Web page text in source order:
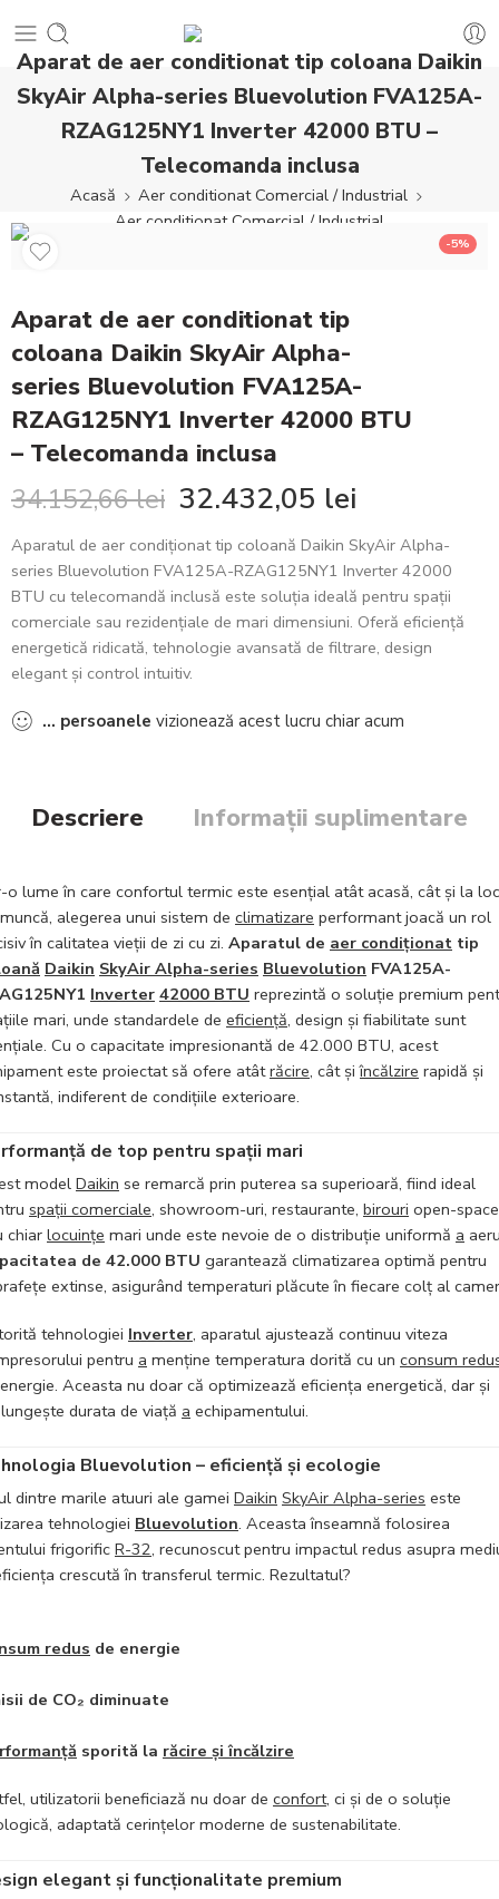
Aparat de aer conditionat tip coloana Daikin
SkyAir Alpha-series Bluevolution FVA125A-
RZAG125NY1 Inverter 42000 BTU –
Telecomanda inclusa
Acasă
Aer conditionat Comercial / Industrial
Aer conditionat Comercial / Industrial
-5%
Aparat de aer conditionat tip
coloana Daikin SkyAir Alpha-
series Bluevolution FVA125A-
RZAG125NY1 Inverter 42000 BTU
– Telecomanda inclusa
34.152,66lei 32.432,05 lei
Aparatul de aer condiționat tip coloană Daikin SkyAir Alpha-
series Bluevolution FVA125A-RZAG125NY1 Inverter 42000
BTU cu telecomandă inclusă este soluția ideală pentru spații
comerciale sau rezidențiale de mari dimensiuni. Oferă eficiență
energetică ridicată, tehnologie avansată de filtrare, design
elegant și control intuitiv.
... persoanele vizionează acest lucru chiar acum
Descriere Informații suplimentare
o lume în care confortul termic este esențial atât acasă, cât și la
alegerea unui sistem de climatizare performant joacă un rol
în calitatea vieții de zi cu zi. Aparatul de aer condiționat tip
Daikin SkyAir Alpha-series Bluevolution FVA125A-
Inverter 42000 BTU reprezintă o soluție premium
mari, unde standardele de eficiență, design și fiabilitate sunt
Cu o capacitate impresionantă de 42.000 BTU, acest
este proiectat să ofere atâtrăcire, cât șiîncălzire rapidă și
indiferent de condițiile exterioare.
de top pentru spații mari
model Daikin se remarcă prin puterea sa superioară, fiind ideal
spații comerciale, showroom-uri, restaurante, birouri open-space
chiar locuințe mari unde este nevoie de o distribuție uniformă a
de 42.000 BTU garantează climatizarea optimă pentru
extinse, asigurând temperaturi plăcute în fiecare colț al
tehnologiei Inverter, aparatul ajustează continuu viteza
pentru a menține temperatura dorită cu un consum
Aceasta nu doar că optimizează eficiența energetică, dar și
durata de viață a echipamentului.
Bluevolution – eficiență și ecologie
dintre marile atuuri ale gamei Daikin SkyAir Alpha-series este
tehnologiei Bluevolution. Aceasta înseamnă folosirea
frigorific R-32, recunoscut pentru impactul redus asupra
crescută în transferul termic. Rezultatul?
redus de energie
de CO₂ diminuate
sporită la răcire și încălzire
utilizatorii beneficiază nu doar de confort, ci și de o soluție
adaptată cerințelor moderne de sustenabilitate.
elegant și funcționalitate premium